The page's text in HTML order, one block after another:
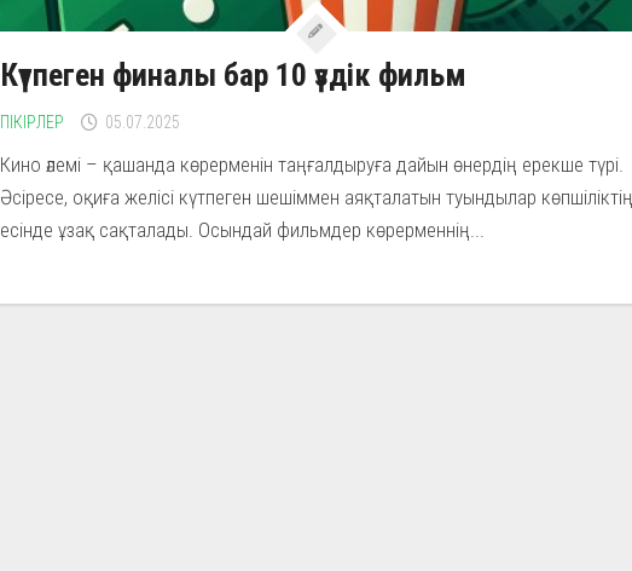
Күтпеген финалы бар 10 үздік фильм
ПІКІРЛЕР 05.07.2025
Кино әлемі – қашанда көрерменін таңғалдыруға дайын өнердің ерекше түрі.
Әсіресе, оқиға желісі күтпеген шешіммен аяқталатын туындылар көпшіліктің
есінде ұзақ сақталады. Осындай фильмдер көрерменнің...